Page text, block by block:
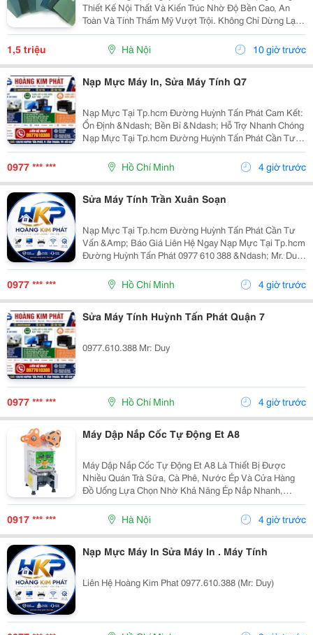
Thiết Kế Nội Thất Và Kiến Trúc Nhờ Độ Bền Cao, An
Toàn Và Tính Thẩm Mỹ Vượt Trội. Không Chỉ Dừng Lại
Ở Tính Năng Cơ Bản, Sự Đa Dạng Về Màu Sắc Của
Kính Cường Lực Còn Giúp Tạo Nên Dấu Ấn Riêng Cho
Không...
1,5 triệu Hà Nội 10 giờ trước
Nạp Mực Máy In, Sửa Máy Tính Q7
Nạp Mực Tại Tp.hcm Đường Huỳnh Tấn Phát Cam Kết:
Ổn Định &Ndash; Bền Bỉ &Ndash; Hỗ Trợ Nhanh Chóng
Nạp Mực Tại Tp.hcm Đường Huỳnh Tấn Phát Cần Tư
Vấn &Amp; Báo Giá Liên Hệ Ngay: Nạp Mực Tại
Tp.hcm Đường Huỳnh Tấn Phát 0977 610 388 &Ndash;
Mr. Duy Nạp...
0977 *** *** Hồ Chí Minh 4 giờ trước
Sửa Máy Tính Trần Xuân Soạn
Nạp Mực Tại Tp.hcm Đường Huỳnh Tấn Phát Cần Tư
Vấn &Amp; Báo Giá Liên Hệ Ngay Nạp Mực Tại Tp.hcm
Đường Huỳnh Tấn Phát 0977 610 388 &Ndash; Mr. Duy
Nạp Mực Tại Tp.hcm Đường Huỳnh Tấn Phát 128/35
Huỳnh Tấn Phát, P. Tân Thuận, Tp.hcm
0977 *** *** Hồ Chí Minh 4 giờ trước
Sửa Máy Tính Huỳnh Tấn Phát Quận 7
0977.610.388 Mr: Duy
0977 *** *** Hồ Chí Minh 4 giờ trước
Máy Dập Nắp Cốc Tự Động Et A8
Máy Dập Nắp Cốc Tự Động Et A8 Là Thiết Bị Được
Nhiều Quán Trà Sữa, Cà Phê, Nước Ép Và Cửa Hàng
Đồ Uống Lựa Chọn Nhờ Khả Năng Ép Nắp Nhanh,
Chính Xác Và Dễ Sử Dụng. Với Cơ Chế Vận Hành Hoàn
Toàn Tự Động, Máy Giúp Rút Ngắn Thời Gian Phục Vụ,
Tạo Đường...
0917 *** *** Hà Nội 4 giờ trước
Nạp Mực Máy In Sửa Máy In . Máy Tính
Liên Hệ Hoàng Kim Phat 0977.610.388 (Mr: Duy)